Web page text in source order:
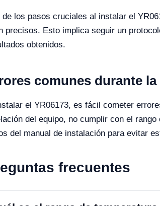
de los pasos cruciales al instalar el
precisos. Esto implica seguir un
obtenidos.
comunes durante
el YR06173, es fácil cometer
del equipo, no cumplir con el
del manual de instalación para evitar
frecuentes